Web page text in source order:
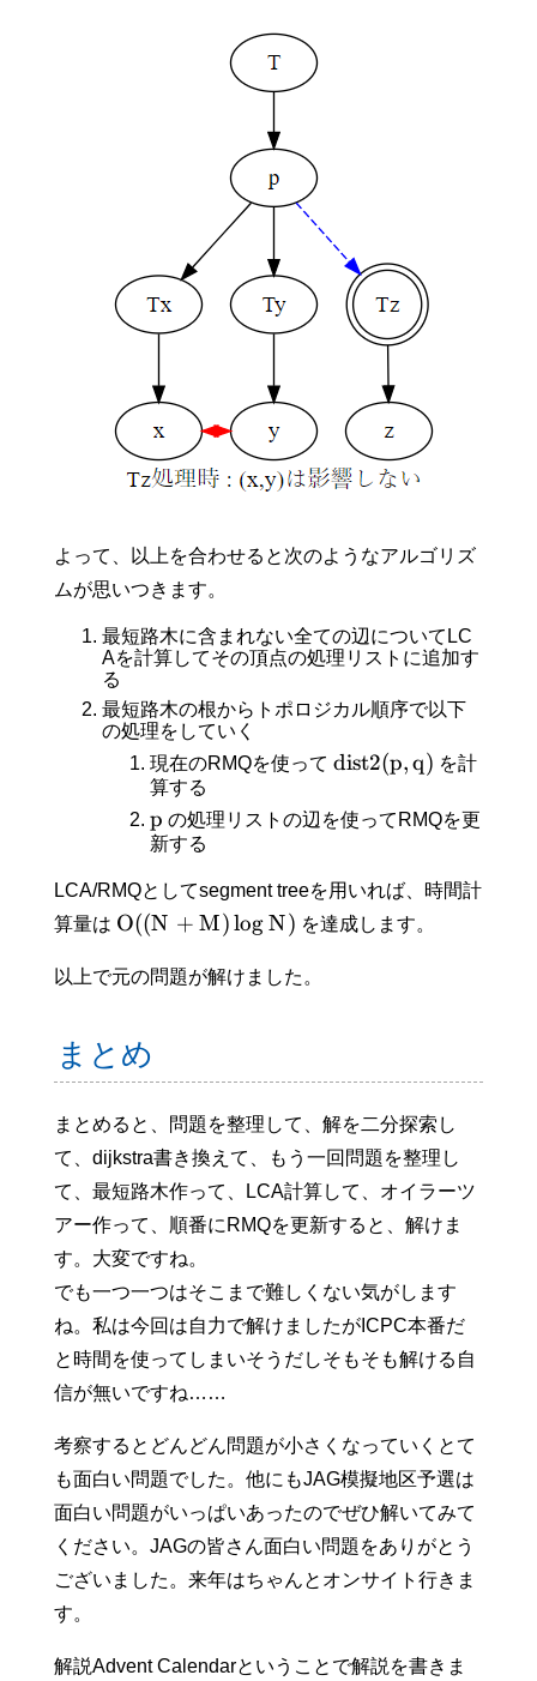
よって、以上を合わせると次のようなアルゴリズ
ムが思いつきます。
最短路木に含まれない全ての辺についてLC
Aを計算してその頂点の処理リストに追加す
る
最短路木の根からトポロジカル順序で以下
の処理をしていく
現在のRMQを使って dist2(p,q) を計
算する
p の処理リストの辺を使ってRMQを更
新する
LCA/RMQとしてsegment treeを用いれば、時間計
算量は O((N + M)logN) を達成します。
以上で元の問題が解けました。
まとめ
まとめると、問題を整理して、解を二分探索し
て、dijkstra書き換えて、もう一回問題を整理し
て、最短路木作って、LCA計算して、オイラーツ
アー作って、順番にRMQを更新すると、解けま
す。大変ですね。
でも一つ一つはそこまで難しくない気がします
ね。私は今回は自力で解けましたがICPC本番だ
と時間を使ってしまいそうだしそもそも解ける自
信が無いですね……
考察するとどんどん問題が小さくなっていくとて
も面白い問題でした。他にもJAG模擬地区予選は
面白い問題がいっぱいあったのでぜひ解いてみて
ください。JAGの皆さん面白い問題をありがとう
ございました。来年はちゃんとオンサイト行きま
す。
解説Advent Calendarということで解説を書きま